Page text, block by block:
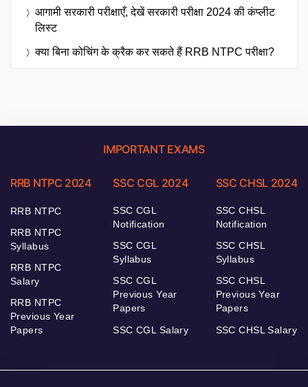
आगामी सरकारी परीक्षाएँ, देखें सरकारी परीक्षा 2024 की कंप्लीट
लिस्ट
क्या बिना कोचिंग के क्रैक कर सकते हैं RRB NTPC परीक्षा?
IMPORTANT EXAMS
RRB NTPC 2024
RRB NTPC
RRB NTPC
Syllabus
RRB NTPC
Salary
RRB NTPC
Previous Year
Papers
SSC CGL 2024
SSC CGL
Notification
SSC CGL
Syllabus
SSC CGL
Previous Year
Papers
SSC CGL Salary
SSC CHSL 2024
SSC CHSL
Notification
SSC CHSL
Syllabus
SSC CHSL
Previous Year
Papers
SSC CHSL Salary